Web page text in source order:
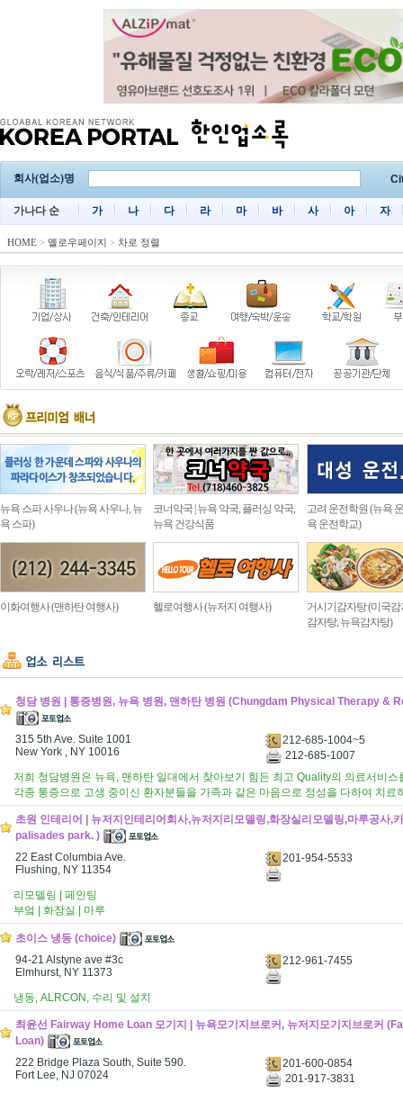
회사(업소)명
가나다 순 가 나 다 라 마 바 사 아 자
HOME > 옐로우페이지 > 차로 정렬
뉴욕 스파 사우나 (뉴욕 사우나, 뉴
욕 스파)
코너약국 | 뉴욕 약국, 플러싱 약국,
뉴욕 건강식품
고려 운전학원 (뉴욕
욕 운전학교)
이화여행사 (맨하탄 여행사) 헬로여행사 (뉴저지 여행사)
거시기감자탕 (미국감
감자탕, 뉴욕감자탕)
청담 병원 | 통증병원, 뉴욕 병원, 맨하탄 병원 (Chungdam Physical Therapy &
315 5th Ave. Suite 1001
New York , NY 10016
212-685-1004~5
212-685-1007
저희 청담병원은 뉴욕, 맨하탄 일대에서 찾아보기 힘든 최고 Quality의 의료서비
각종 통증으로 고생 중이신 환자분들을 가족과 같은 마음으로 정성을 다하여 치료
초원 인테리어 | 뉴저지인테리어회사,뉴저지리모델링,화장실리모델링,마루공사,
palisades park. )
22 East Columbia Ave.
Flushing, NY 11354
201-954-5533
리모델링 | 페인팅
부엌 | 화장실 | 마루
초이스 냉동 (choice)
94-21 Alstyne ave #3c
Elmhurst, NY 11373
212-961-7455
냉동, ALRCON, 수리 및 설치
최윤선 Fairway Home Loan 모기지 | 뉴욕모기지브로커, 뉴저지모기지브로커
Loan)
222 Bridge Plaza South, Suite 590.
Fort Lee, NJ 07024 ​
201-600-0854
201-917-3831